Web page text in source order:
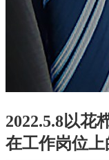
2022.5.8以花
在工作岗位上